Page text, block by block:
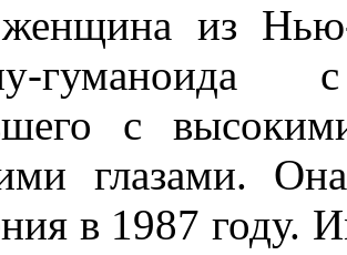
из Нью-
с
глазами.
в 1987 году.